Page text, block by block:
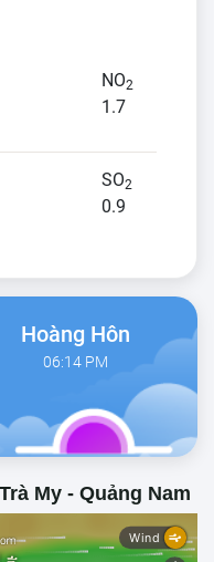
NO2
1.7
SO2
0.9
Hoàng Hôn
06:14 PM
My - Quảng Nam